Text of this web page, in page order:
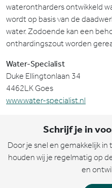
waterontharders ontwikkeld
wordt op basis van de
water. Zodoende kan een
onthardingszout worden
Water-Specialist
Duke Ellingtonlaan 34
4462LK Goes
www.water-specialist.nl
Schrijf je in
Door je snel en gemakkelijk
houden wij je regelmatig op
en